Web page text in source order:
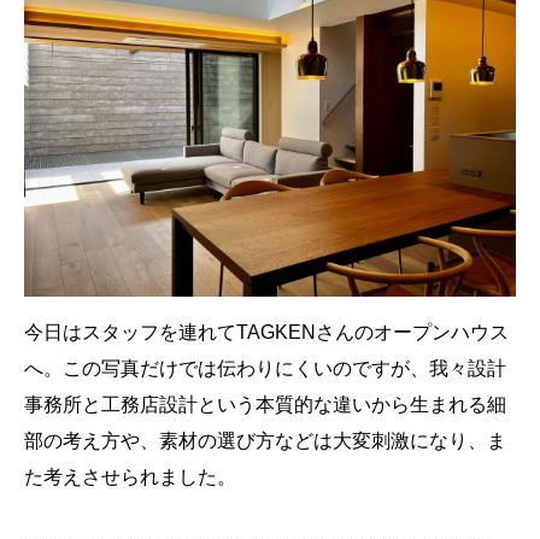
今日はスタッフを連れてTAGKENさんのオープンハウス
へ。この写真だけでは伝わりにくいのですが、我々設計
事務所と工務店設計という本質的な違いから生まれる細
部の考え方や、素材の選び方などは大変刺激になり、ま
た考えさせられました。